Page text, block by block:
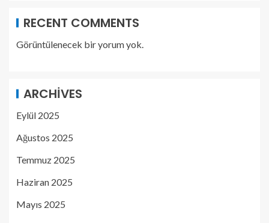
RECENT COMMENTS
Görüntülenecek bir yorum yok.
ARCHIVES
Eylül 2025
Ağustos 2025
Temmuz 2025
Haziran 2025
Mayıs 2025